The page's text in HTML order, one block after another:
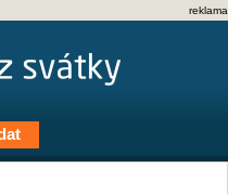
reklama